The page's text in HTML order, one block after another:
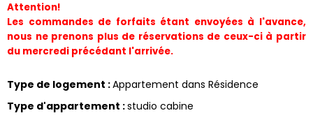
Attention!
Les commandes de forfaits étant envoyées à l'avance,
nous ne prenons plus de réservations de ceux-ci à partir
du mercredi précédant l'arrivée.
Type de logement :Appartement dans Résidence
Type d'appartement :studio cabine